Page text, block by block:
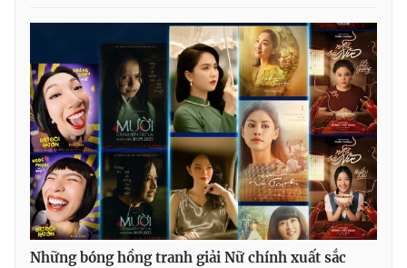
Những bóng hồng tranh giải Nữ chính xuất sắc